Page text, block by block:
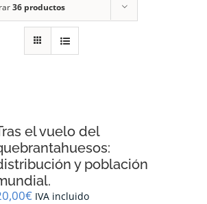
36 productos
el vuelo del
y población
€ IVA incluido